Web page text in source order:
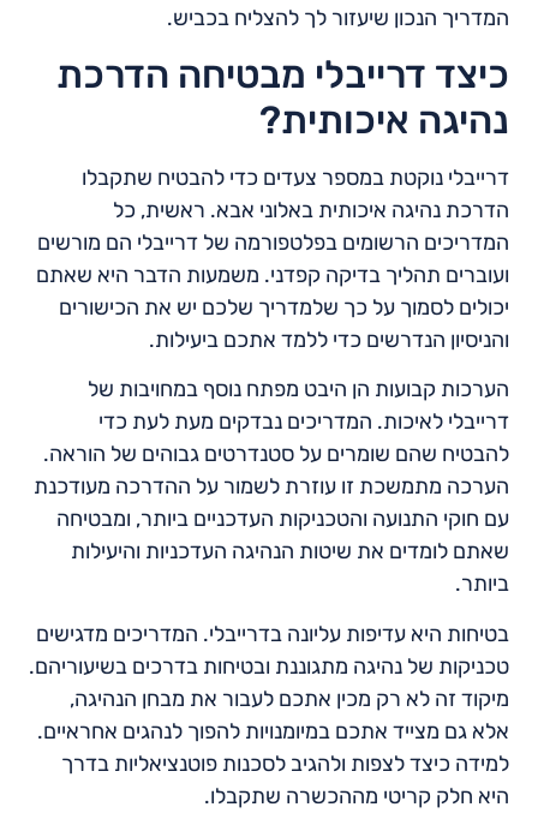
המדריך הנכון שיעזור לך להצליח בכביש.
כיצד דרייבלי מבטיחה הדרכת
נהיגה איכותית?
דרייבלי נוקטת במספר צעדים כדי להבטיח שתקבלו
הדרכת נהיגה איכותית באלוני אבא. ראשית, כל
המדריכים הרשומים בפלטפורמה של דרייבלי הם מורשים
ועוברים תהליך בדיקה קפדני. משמעות הדבר היא שאתם
יכולים לסמוך על כך שלמדריך שלכם יש את הכישורים
והניסיון הנדרשים כדי ללמד אתכם ביעילות.
הערכות קבועות הן היבט מפתח נוסף במחויבות של
דרייבלי לאיכות. המדריכים נבדקים מעת לעת כדי
להבטיח שהם שומרים על סטנדרטים גבוהים של הוראה.
הערכה מתמשכת זו עוזרת לשמור על ההדרכה מעודכנת
עם חוקי התנועה והטכניקות העדכניים ביותר, ומבטיחה
שאתם לומדים את שיטות הנהיגה העדכניות והיעילות
ביותר.
בטיחות היא עדיפות עליונה בדרייבלי. המדריכים מדגישים
טכניקות של נהיגה מתגוננת ובטיחות בדרכים בשיעוריהם.
מיקוד זה לא רק מכין אתכם לעבור את מבחן הנהיגה,
אלא גם מצייד אתכם במיומנויות להפוך לנהגים אחראיים.
למידה כיצד לצפות ולהגיב לסכנות פוטנציאליות בדרך
היא חלק קריטי מההכשרה שתקבלו.